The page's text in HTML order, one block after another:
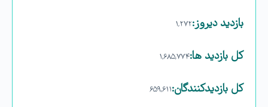
بازدید دیروز:۱,۲۷۲
کل بازدید ها:۱,۶۸۵,۷۷۴
کل بازدیدکنند‌گان:۶۵۹,۶۱۱